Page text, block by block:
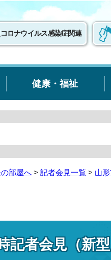
ロナウイルス感染症関連
健康・福祉
部屋へ > 記者会見一覧 > 山
記者会見（新